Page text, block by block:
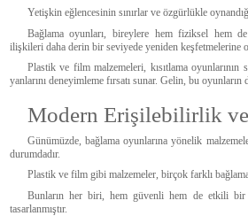
Yetişkin eğlencesinin sınırlar ve özgürlükle
Bağlama oyunları, bireylere hem fiziksel hem
ilişkileri daha derin bir seviyede yeniden keşfetmelerine
Plastik ve film malzemeleri, kısıtlama oyunlarının
yanlarını deneyimleme fırsatı sunar. Gelin, bu oyunların
Modern Erişilebilirlik
Günümüzde, bağlama oyunlarına yönelik
durumdadır.
Plastik ve film gibi malzemeler, birçok farklı
Bunların her biri, hem güvenli hem de etkili bir
tasarlanmıştır.